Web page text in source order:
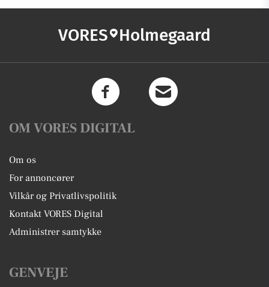
VORES Holmegaard
OM VORES DIGITAL
Om os
For annoncører
Vilkår og Privatlivspolitik
Kontakt VORES Digital
Administrer samtykke
GENVEJE